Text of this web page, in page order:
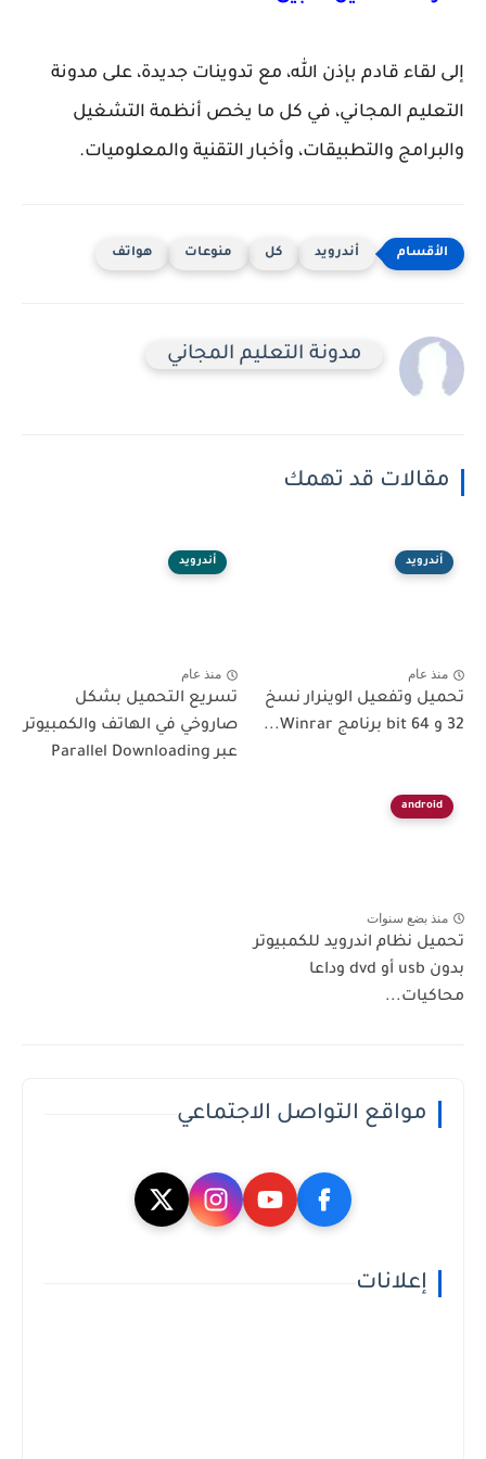
إلى لقاء قادم بإذن الله، مع تدوينات جديدة، على مدونة
التعليم المجاني، في كل ما يخص أنظمة التشغيل
والبرامج والتطبيقات، وأخبار التقنية والمعلوميات.
أندرويد كل منوعات هواتف
مدونة التعليم المجاني
مقالات قد تهمك
أندرويد
منذ عام
تحميل وتفعيل الوينرار نسخ
32 و 64 bit برنامج Winrar...
أندرويد
منذ عام
تسريع التحميل بشكل
صاروخي في الهاتف والكمبيوتر
عبر Parallel Downloading
android
منذ بضع سنوات
تحميل نظام اندرويد للكمبيوتر
بدون usb أو dvd وداعا
محاكيات...
مواقع التواصل الاجتماعي
إعلانات